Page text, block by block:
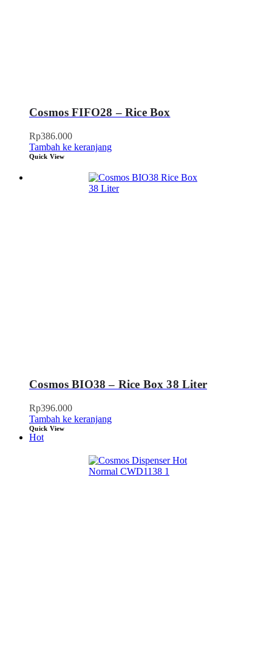
Cosmos FIFO28 – Rice Box
Rp386.000
Tambah ke keranjang
Quick View
Cosmos BIO38 – Rice Box 38 Liter
Rp396.000
Tambah ke keranjang
Quick View
Hot